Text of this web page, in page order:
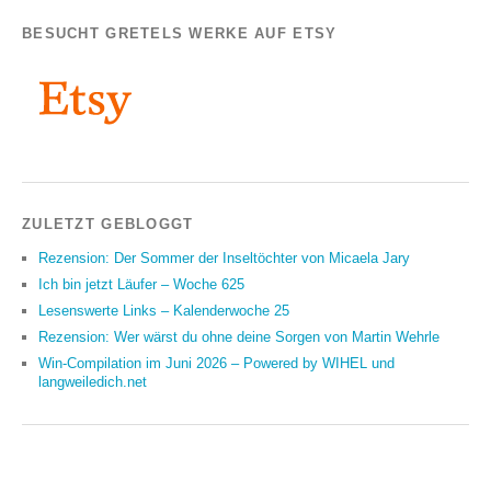
BESUCHT GRETELS WERKE AUF ETSY
ZULETZT GEBLOGGT
Rezension: Der Sommer der Inseltöchter von Micaela Jary
Ich bin jetzt Läufer – Woche 625
Lesenswerte Links – Kalenderwoche 25
Rezension: Wer wärst du ohne deine Sorgen von Martin Wehrle
Win-Compilation im Juni 2026 – Powered by WIHEL und
langweiledich.net